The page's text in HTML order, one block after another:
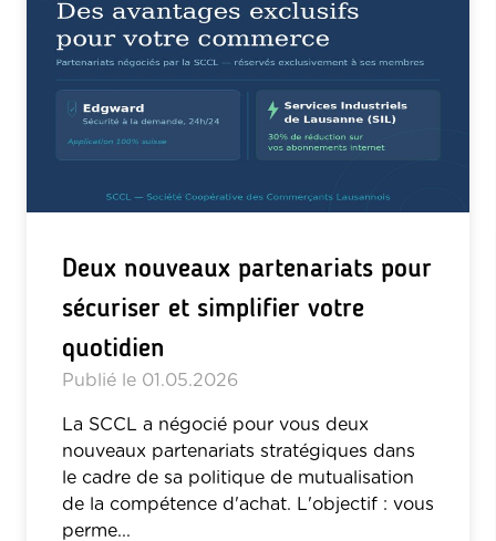
Deux nouveaux partenariats pour
sécuriser et simplifier votre
quotidien
Publié le 01.05.2026
La SCCL a négocié pour vous deux
nouveaux partenariats stratégiques dans
le cadre de sa politique de mutualisation
de la compétence d'achat. L'objectif : vous
perme...